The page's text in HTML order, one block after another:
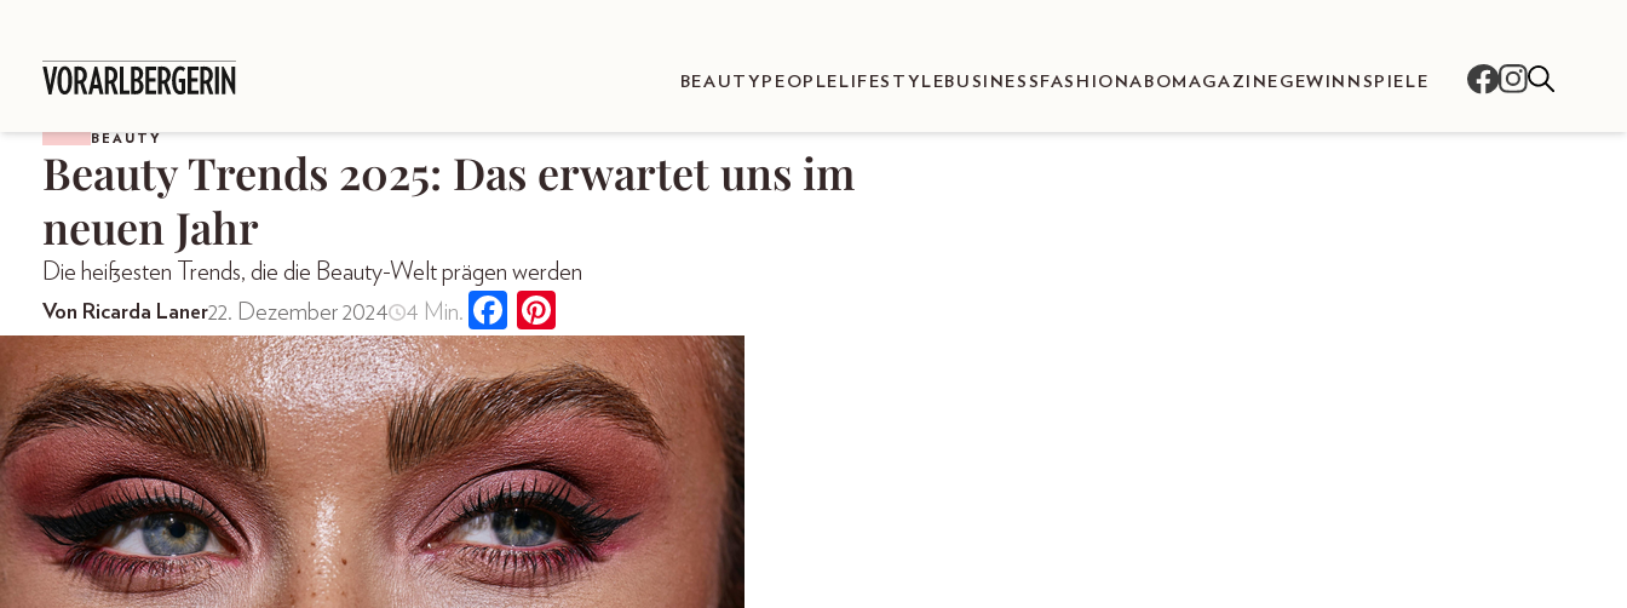
BEAUTY PEOPLE LIFESTYLEBUSINESS FASHIONABOMAGAZINE GEWINNSPIELE
BEAUTY
Beauty Trends 2025: Das erwartet uns im
neuen Jahr
Die heißesten Trends, die die Beauty-Welt prägen werden
Von Ricarda Laner22. Dezember 2024 4 Min.